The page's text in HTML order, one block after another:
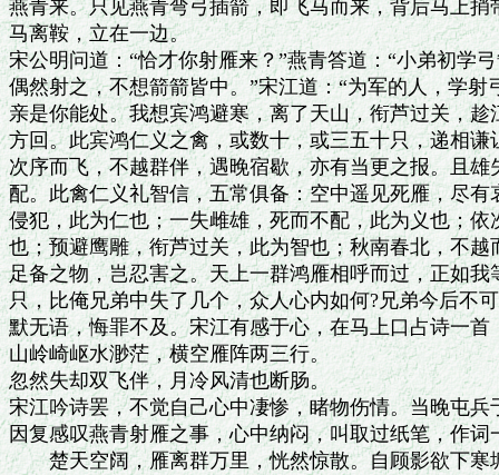
燕青来。只见燕青弯弓插箭，即飞马而来，背后马上
马离鞍，立在一边。
宋公明问道：“恰才你射雁来？”燕青答道：“小弟初学
偶然射之，不想箭箭皆中。”宋江道：“为军的人，学射
亲是你能处。我想宾鸿避寒，离了天山，衔芦过关，
方回。此宾鸿仁义之禽，或数十，或三五十只，递相
次序而飞，不越群伴，遇晚宿歇，亦有当更之报。且
配。此禽仁义礼智信，五常俱备：空中遥见死雁，尽
侵犯，此为仁也；一失雌雄，死而不配，此为义也；
也；预避鹰雕，衔芦过关，此为智也；秋南春北，不
足备之物，岂忍害之。天上一群鸿雁相呼而过，正如
只，比俺兄弟中失了几个，众人心内如何?兄弟今后不
默无语，悔罪不及。宋江有感于心，在马上口占诗一首
山岭崎岖水渺茫，横空雁阵两三行。
忽然失却双飞伴，月冷风清也断肠。
宋江吟诗罢，不觉自己心中凄惨，睹物伤情。当晚屯
因复感叹燕青射雁之事，心中纳闷，叫取过纸笔，作词
楚天空阔，雁离群万里，恍然惊散。自顾影欲下寒